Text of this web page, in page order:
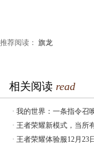
推荐阅读： 旗龙
相关阅读 read
· 我的世界：一条指令召
· 王者荣耀新模式，当所
· 王者荣耀体验服12月23